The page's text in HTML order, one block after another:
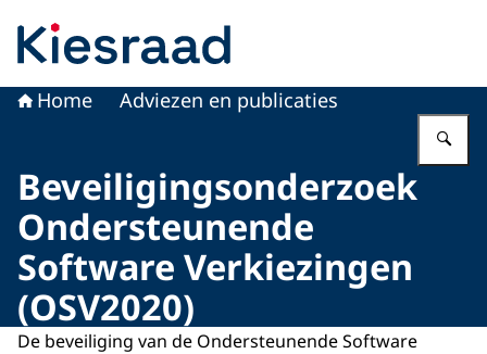
Home Adviezen en publicaties
Beveiligingsonderzoek
Ondersteunende
Software Verkiezingen
(OSV2020)
De beveiliging van de Ondersteunende Software